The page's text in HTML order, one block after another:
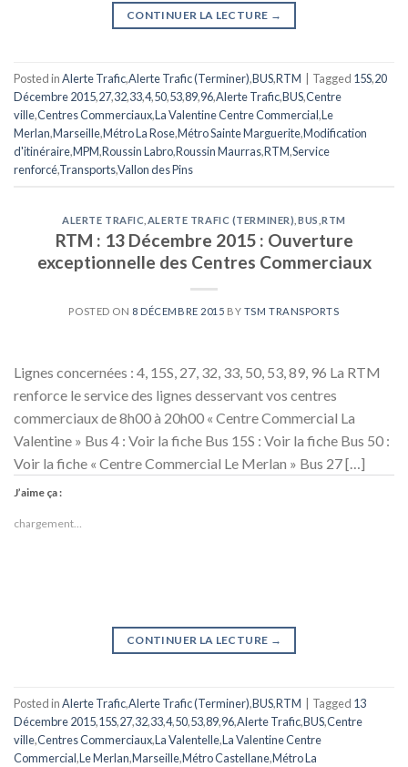
CONTINUER LA LECTURE →
Posted inAlerte Trafic,Alerte Trafic (Terminer),BUS,RTM Tagged 15S,20
Décembre 2015,27,32,33,4,50,53,89,96,Alerte Trafic,BUS,Centre
ville,Centres Commerciaux,La Valentine Centre Commercial,Le
Merlan,Marseille,Métro La Rose,Métro Sainte Marguerite,Modification
d'itinéraire,MPM,Roussin Labro,Roussin Maurras,RTM,Service
renforcé,Transports,Vallon des Pins
ALERTE TRAFIC ALERTE TRAFIC (TERMINER) BUS ,RTM
RTM : 13 Décembre 2015 : Ouverture
exceptionnelle des Centres Commerciaux
POSTED ON 8 DÉCEMBRE 2015 BY TSM TRANSPORTS
Lignes concernées : 4, 15S, 27, 32, 33, 50, 53, 89, 96 La RTM
renforce le service des lignes desservant vos centres
commerciaux de 8h00 à 20h00 « Centre Commercial La
Valentine » Bus 4 : Voir la fiche Bus 15S : Voir la fiche Bus 50 :
Voir la fiche « Centre Commercial Le Merlan » Bus 27 […]
J’aime ça :
chargement…
CONTINUER LA LECTURE →
Posted inAlerte Trafic,Alerte Trafic (Terminer),BUS,RTM | Tagged 13
Décembre 2015,15S,27,32,33,4,50,53,89,96,Alerte Trafic,BUS,Centre
ville,Centres Commerciaux,La Valentelle,La Valentine Centre
Commercial,Le Merlan,Marseille,Métro Castellane,Métro La